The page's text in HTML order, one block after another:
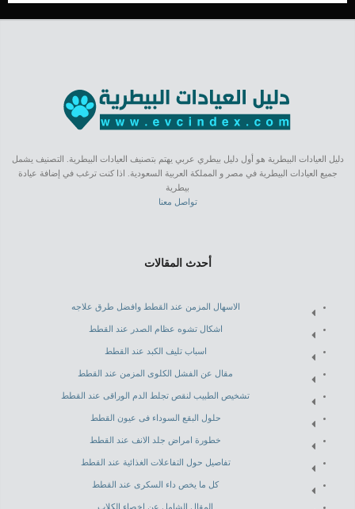
دليل العيادات البيطرية هو أول دليل بيطري عربي يهتم بتصنيف العيادات البيطرية. التصنيف يشمل
جميع العيادات البيطرية في مصر و المملكة العربية السعودية. اذا كنت ترغب في إضافة عيادة
بيطرية
تواصل معنا
أحدث المقالات
الاسهال المزمن عند القطط وافضل طرق علاجه
اشكال تشوه عظام الصدر عند القطط
اسباب تليف الكبد عند القطط
مقال عن الفشل الكلوى المزمن عند القطط
تشخيص الطبيب لنقص تجلط الدم الوراقى عند القطط
حلول البقع السوداء فى عيون القطط
خطورة امراض جلد الانف عند القطط
تفاصيل حول التفاعلات الغذائية عند القطط
كل ما يخص داء السكرى عند القطط
المقال الشامل عن اخصاء الكلاب